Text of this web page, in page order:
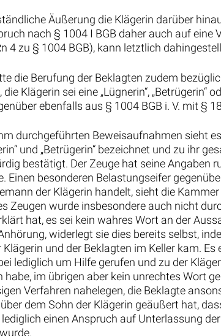
Äußerung die Klägerin darüber
nach § 1004 I BGB daher auch auf
4 zu § 1004 BGB), kann letztlich
die Berufung der Beklagten zudem
Klägerin sei eine „Lügnerin“,
ebenfalls aus § 1004 BGB i. V. mit §
durchgeführten Beweisaufnahmen sieht
und „Betrügerin“ bezeichnet und zu ihr
bestätigt. Der Zeuge hat seine Angaben
Einen besonderen Belastungseifer
der Klägerin handelt, sieht die
Zeugen wurde insbesondere auch nicht
hat, es sei kein wahres Wort an der
widerlegt sie dies bereits selbst,
und der Beklagten im Keller kam.
lediglich um Hilfe gerufen und zu der
habe, im übrigen aber kein unrechtes Wort
Verfahren nahelegen, die Beklagte
dem Sohn der Klägerin geäußert hat,
einen Anspruch auf Unterlassung